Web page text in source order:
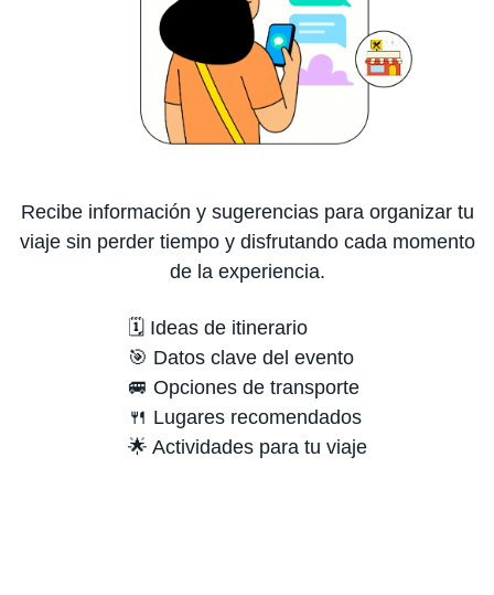
Recibe información y sugerencias para organizar tu
viaje sin perder tiempo y disfrutando cada momento
de la experiencia.
🗓️ Ideas de itinerario
🎯 Datos clave del evento
🚐 Opciones de transporte
🍴 Lugares recomendados
🌟 Actividades para tu viaje